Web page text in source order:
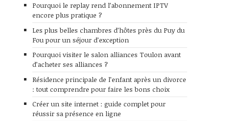
Pourquoi le replay rend l’abonnement IPTV
encore plus pratique ?
Les plus belles chambres d’hôtes près du Puy du
Fou pour un séjour d’exception
Pourquoi visiter le salon alliances Toulon avant
d’acheter ses alliances ?
Résidence principale de l’enfant après un divorce
: tout comprendre pour faire les bons choix
Créer un site internet : guide complet pour
réussir sa présence en ligne